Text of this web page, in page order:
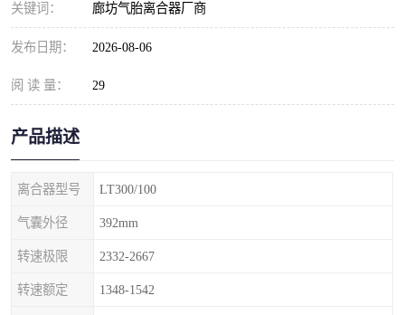
关键词： 廊坊气胎离合器厂商
发布日期： 2026-08-06
阅 读 量： 29
产品描述
离合器型号 LT300/100
气囊外径 392mm
转速极限 2332-2667
转速额定 1348-1542